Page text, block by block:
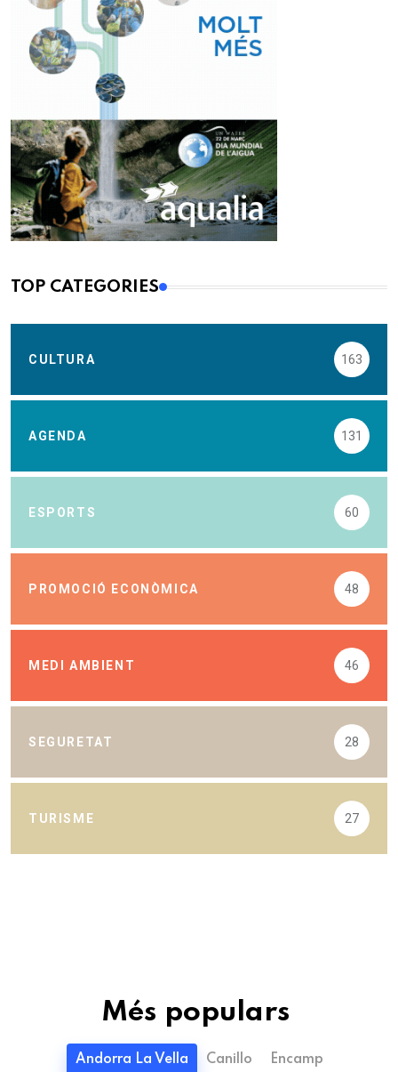
TOP CATEGORIES
CULTURA 163
AGENDA 131
ESPORTS 60
PROMOCIÓ ECONÒMICA 48
MEDI AMBIENT 46
SEGURETAT 28
TURISME 27
Més populars
Andorra La Vella Canillo Encamp